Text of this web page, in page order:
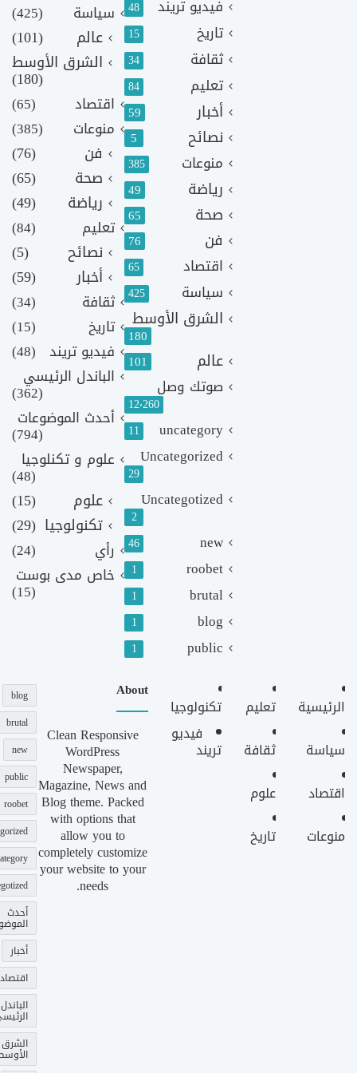
فيديو تريند 48
تاريخ 15
ثقافة 34
تعليم 84
أخبار 59
نصائح 5
منوعات 385
رياضة 49
صحة 65
فن 76
اقتصاد 65
سياسة 425
الشرق الأوسط
180
عالم 101
صوتك وصل
12٬260
uncategory
11
Uncategorized
29
Uncategotized
2
new
46
roobet
1
brutal
1
blog
1
public
1
سياسة
(425)
عالم
(101)
الشرق الأوسط
(180)
اقتصاد
(65)
منوعات
(385)
فن
(76)
صحة
(65)
رياضة
(49)
تعليم (84)
نصائح
(5)
أخبار
(59)
ثقافة
(34)
تاريخ
(15)
فيديو تريند (48)
الباندل الرئيسي
(362)
أحدث الموضوعات
(794)
علوم و تكنلوجيا
(48)
علوم
(15)
تكنولوجيا (29)
رأي
(24)
خاص مدى بوست
(15)
الرئيسية
سياسة
اقتصاد
منوعات
تعليم
ثقافة
علوم
تاريخ
تكنولوجيا
فيديو
تريند
About
Clean Responsive
WordPress
Newspaper,
Magazine, News and
Blog theme. Packed
with options that
allow you to
completely customize
your website to your
needs.
blog
brutal
new
public
roobet
أحدث
أخبار
اقتصاد
الباندل
الشرق